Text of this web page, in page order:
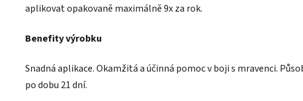
aplikovat opakovaně maximálně 9x za rok.
Benefity výrobku
Snadná aplikace. Okamžitá a účinná pomoc v boji s mravenci.
po dobu 21 dní.